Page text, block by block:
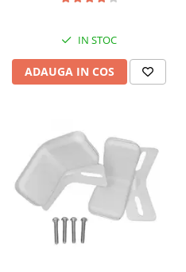
IN STOC
ADAUGA IN COS